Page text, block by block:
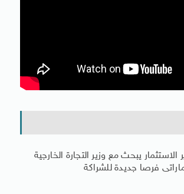
الاستثمار يبحث مع وزير التجارة الخارجية
فرصا جديدة للشراكة